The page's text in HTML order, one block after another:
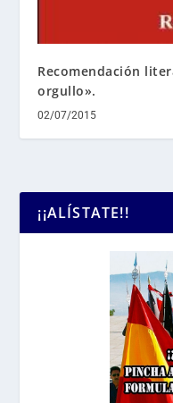
Recomendación
orgullo».
02/07/2015
¡¡ALÍSTATE!!